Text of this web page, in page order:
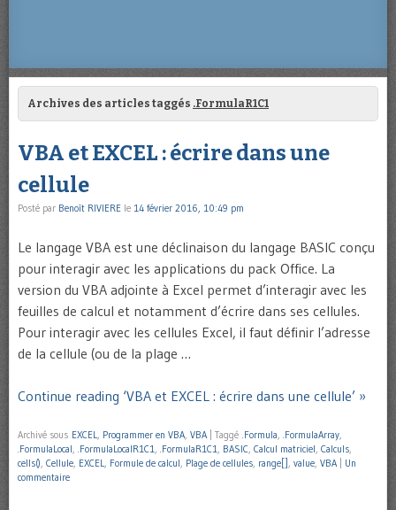
Archives des articles taggés .FormulaR1C1
VBA et EXCEL : écrire dans une
cellule
Posté par Benoît RIVIERE le 14 février 2016, 10:49 pm
Le langage VBA est une déclinaison du langage BASIC conçu
pour interagir avec les applications du pack Office. La
version du VBA adjointe à Excel permet d’interagir avec les
feuilles de calcul et notamment d’écrire dans ses cellules.
Pour interagir avec les cellules Excel, il faut définir l’adresse
de la cellule (ou de la plage …
Continue reading ‘VBA et EXCEL : écrire dans une cellule’ »
Archivé sous EXCEL, Programmer en VBA, VBA Taggé .Formula, .FormulaArray,
.FormulaLocal, .FormulaLocalR1C1, .FormulaR1C1, BASIC, Calcul matriciel, Calculs,
cells(), Cellule, EXCEL, Formule de calcul, Plage de cellules, range[] , value, VBA
Un
commentaire